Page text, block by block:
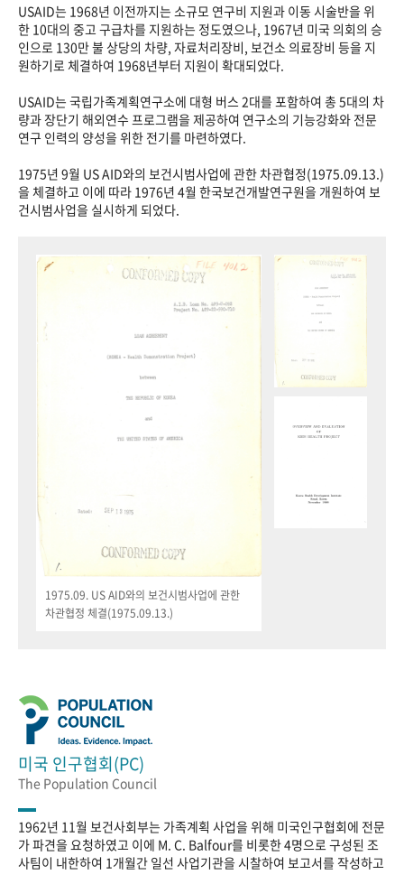
USAID는 1968년 이전까지는 소규모 연구비 지원과 이동 시술반을 위
한 10대의 중고 구급차를 지원하는 정도였으나, 1967년 미국 의회의 승
인으로 130만 불 상당의 차량, 자료처리장비, 보건소 의료장비 등을 지
원하기로 체결하여 1968년부터 지원이 확대되었다.
USAID는 국립가족계획연구소에 대형 버스 2대를 포함하여 총 5대의 차
량과 장단기 해외연수 프로그램을 제공하여 연구소의 기능강화와 전문
연구 인력의 양성을 위한 전기를 마련하였다.
1975년 9월 US AID와의 보건시범사업에 관한 차관협정(1975.09.13.)
을 체결하고 이에 따라 1976년 4월 한국보건개발연구원을 개원하여 보
건시범사업을 실시하게 되었다.
1975.09. US AID와의 보건시범사업에 관한
차관협정 체결(1975.09.13.)
미국 인구협회(PC)
The Population Council
1962년 11월 보건사회부는 가족계획 사업을 위해 미국인구협회에 전문
가 파견을 요청하였고 이에 M. C. Balfour를 비롯한 4명으로 구성된 조
사팀이 내한하여 1개월간 일선 사업기관을 시찰하여 보고서를 작성하고